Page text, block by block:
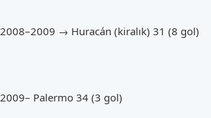
2008–2009 → Huracán (kiralık) 31 (8 gol)
2009– Palermo 34 (3 gol)